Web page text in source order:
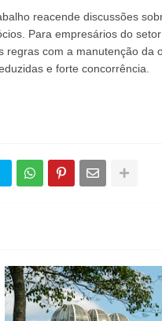
reacende discussões
Para empresários do
regras com a manutenção da
e forte concorrência.